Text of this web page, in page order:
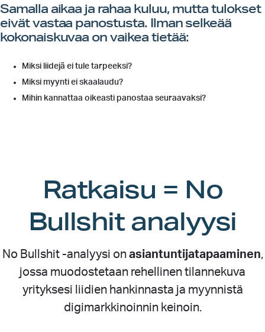
Samalla aikaa ja rahaa kuluu, mutta tulokset
eivät vastaa panostusta. Ilman selkeää
kokonaiskuvaa on vaikea tietää:
Miksi liidejä ei tule tarpeeksi?
Miksi myynti ei skaalaudu?
Mihin kannattaa oikeasti panostaa seuraavaksi?
Ratkaisu = No
Bullshit analyysi
No Bullshit -analyysi on asiantuntijatapaaminen,
jossa muodostetaan rehellinen tilannekuva
yrityksesi liidien hankinnasta ja myynnistä
digimarkkinoinnin keinoin.